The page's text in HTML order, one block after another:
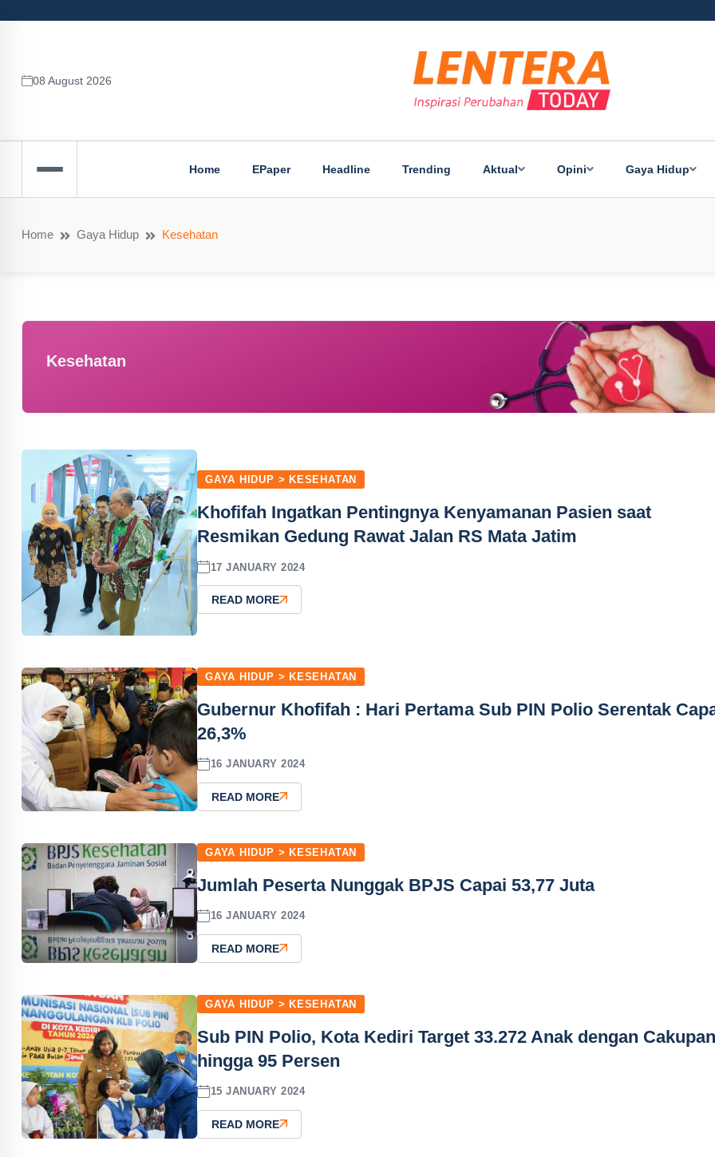
08 August 2026
Home EPaper Headline Trending Aktual Opini Gaya Hidup
Home Gaya Hidup Kesehatan
Kesehatan
GAYA HIDUP > KESEHATAN
Khofifah Ingatkan Pentingnya Kenyamanan Pasien saat
Resmikan Gedung Rawat Jalan RS Mata Jatim
17 JANUARY 2024
READ MORE
GAYA HIDUP > KESEHATAN
Gubernur Khofifah : Hari Pertama Sub PIN Polio Serentak
26,3%
16 JANUARY 2024
READ MORE
GAYA HIDUP > KESEHATAN
Jumlah Peserta Nunggak BPJS Capai 53,77 Juta
16 JANUARY 2024
READ MORE
GAYA HIDUP > KESEHATAN
Sub PIN Polio, Kota Kediri Target 33.272 Anak dengan Cakupan
hingga 95 Persen
15 JANUARY 2024
READ MORE